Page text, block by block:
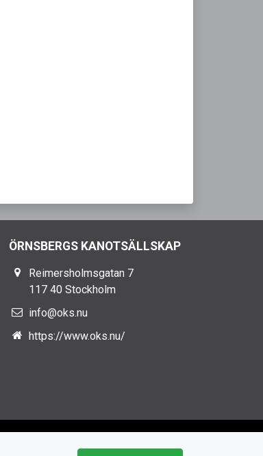
ÖRNSBERGS KANOTSÄLLSKAP
Reimersholmsgatan 7
117 40 Stockholm
info@oks.nu
https://www.oks.nu/